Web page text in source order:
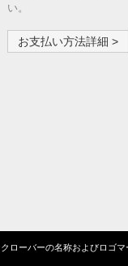
い。
お支払い方法詳細 >
ーバーの名称およびロゴマ